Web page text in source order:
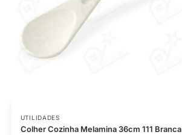
UTILIDADES
Colher Cozinha Melamina 36cm 111 Branca